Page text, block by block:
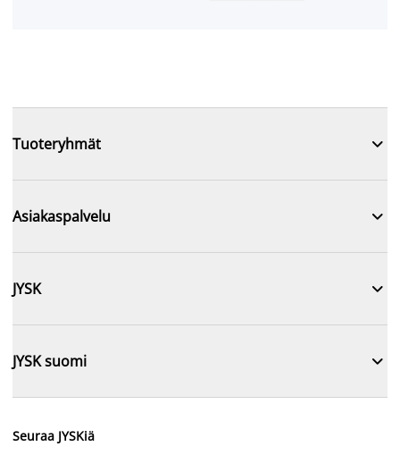
Tuoteryhmät 
Asiakaspalvelu 
JYSK 
JYSK suomi 
Seuraa JYSKiä